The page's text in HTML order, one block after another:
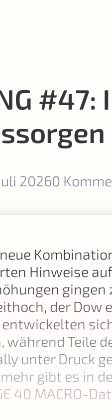
20260
Hinweise
gingen
der
während Teile
unter Druck
gibt es in
40 MACRO-